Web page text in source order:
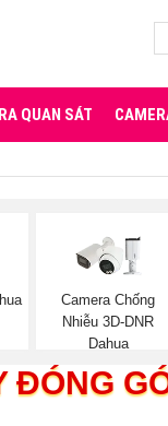
QUAN SÁT
Camera Chống
Nhiễu 3D-DNR
Dahua
ĐÓNG